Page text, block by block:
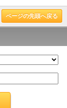
ページの先頭へ戻る